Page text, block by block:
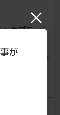
クブラ
(82